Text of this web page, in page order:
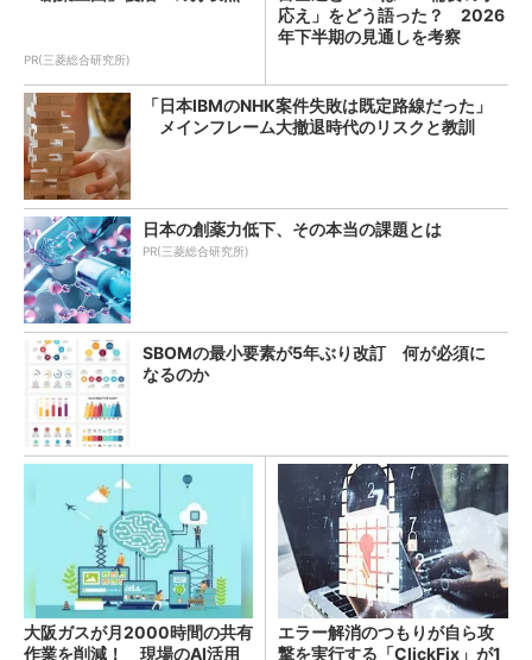
PR(三菱総合研究所)
応え」をどう語った？ 2026
年下半期の見通しを考察
「日本IBMのNHK案件失敗は既定路線だった」
メインフレーム大撤退時代のリスクと教訓
日本の創薬力低下、その本当の課題とは
PR(三菱総合研究所)
SBOMの最小要素が5年ぶり改訂 何が必須に
なるのか
大阪ガスが月2000時間の共有
作業を削減！ 現場のAI活用
エラー解消のつもりが自ら攻
撃を実行する「ClickFix」が1